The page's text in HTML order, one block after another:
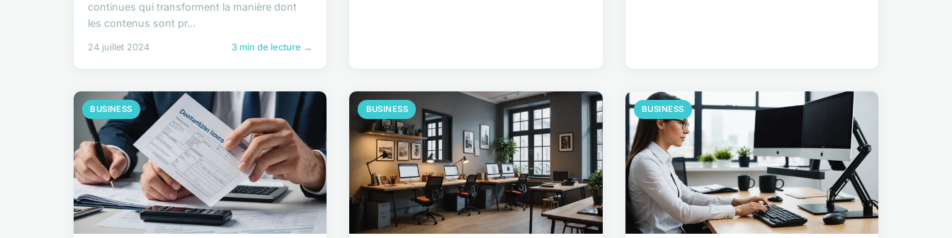
continues qui transforment la manière dont
les contenus sont pr...
24 juillet 2024 3 min de lecture →
BUSINESS BUSINESS BUSINESS